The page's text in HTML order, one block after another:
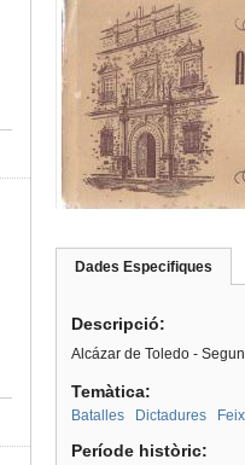
Dades Especifiques
Descripció:
Alcázar de Toledo -
Temàtica:
Batalles Dictadures
Període històric: